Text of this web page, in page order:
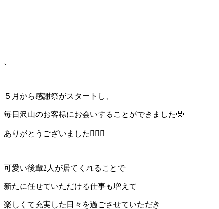
５月から感謝祭がスタートし、
毎日沢山のお客様にお会いすることができました🥹
ありがとうございました🙇‍♀️✨
可愛い後輩2人が居てくれることで
新たに任せていただける仕事も増えて
楽しくて充実した日々を過ごさせていただき